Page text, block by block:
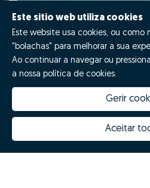
Este sitio web utiliza cookies
Este website usa cookies, ou como
"bolachas" para melhorar a sua
Ao continuar a navegar ou
a nossa política de cookies.
Gerir
Aceitar